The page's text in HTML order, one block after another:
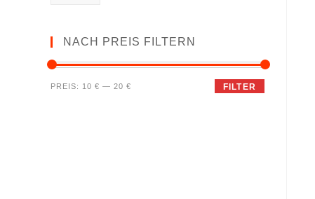
NACH PREIS FILTERN
FILTER
PREIS: 10 € — 20 €